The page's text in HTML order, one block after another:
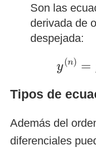
Son las
derivada de
despejada:
y(n) =
y
Tipos de
Además del
diferenciales